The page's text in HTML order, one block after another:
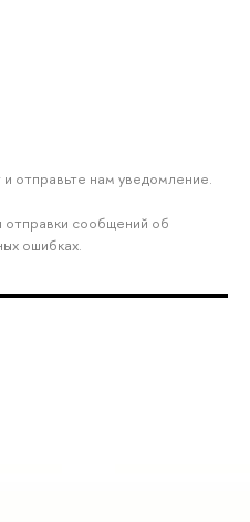
отправьте нам уведомление.
отправки сообщений об
ошибках.